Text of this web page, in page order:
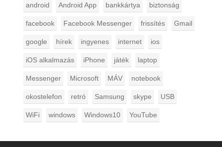
android Android App bankkártya biztonság
facebook Facebook Messenger frissítés Gmail
google hírek ingyenes internet ios
iOS alkalmazás iPhone játék laptop
Messenger Microsoft MÁV notebook
okostelefon retró Samsung skype USB
WiFi windows Windows10 YouTube